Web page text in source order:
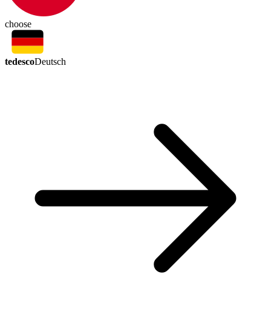
choose
tedescoDeutsch